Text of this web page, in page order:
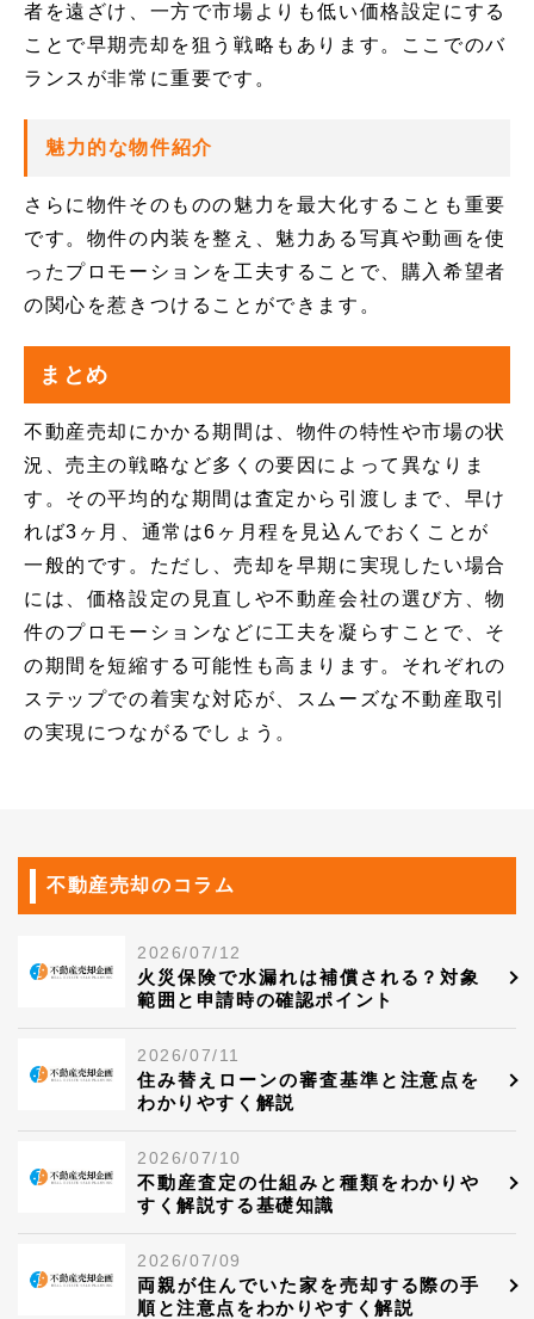
者を遠ざけ、一方で市場よりも低い価格設定にする
ことで早期売却を狙う戦略もあります。ここでのバ
ランスが非常に重要です。
魅力的な物件紹介
さらに物件そのものの魅力を最大化することも重要
です。物件の内装を整え、魅力ある写真や動画を使
ったプロモーションを工夫することで、購入希望者
の関心を惹きつけることができます。
まとめ
不動産売却にかかる期間は、物件の特性や市場の状
況、売主の戦略など多くの要因によって異なりま
す。その平均的な期間は査定から引渡しまで、早け
れば3ヶ月、通常は6ヶ月程を見込んでおくことが
一般的です。ただし、売却を早期に実現したい場合
には、価格設定の見直しや不動産会社の選び方、物
件のプロモーションなどに工夫を凝らすことで、そ
の期間を短縮する可能性も高まります。それぞれの
ステップでの着実な対応が、スムーズな不動産取引
の実現につながるでしょう。
不動産売却のコラム
2026/07/12
火災保険で水漏れは補償される？対象
範囲と申請時の確認ポイント
2026/07/11
住み替えローンの審査基準と注意点を
わかりやすく解説
2026/07/10
不動産査定の仕組みと種類をわかりや
すく解説する基礎知識
2026/07/09
両親が住んでいた家を売却する際の手
順と注意点をわかりやすく解説